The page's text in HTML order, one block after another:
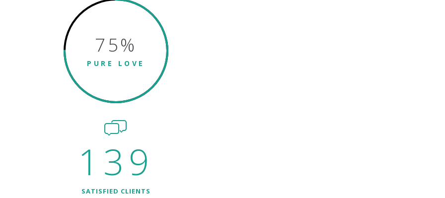
75%
PURE LOVE
139
SATISFIED CLIENTS